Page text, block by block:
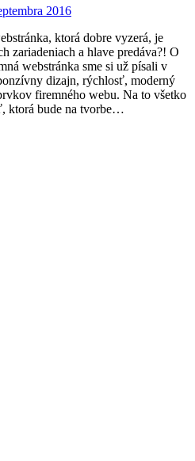
2016
ktorá dobre vyzerá, je
zariadeniach a hlave predáva?! O
webstránka sme si už písali v
dizajn, rýchlosť, moderný
firemného webu. Na to všetko
ktorá bude na tvorbe…